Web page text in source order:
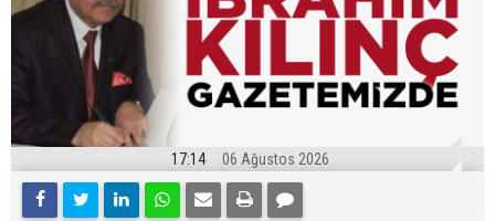
17:14 06 Ağustos 2026